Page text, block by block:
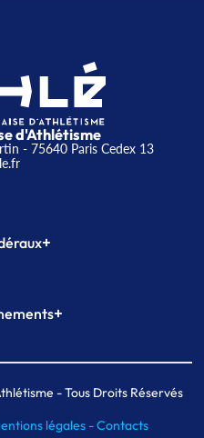
d'Athlétisme
- 75640 Paris Cedex 13
+
Formation
+
indoor
de Paris- Tous Droits Réservés
légales -Contacts